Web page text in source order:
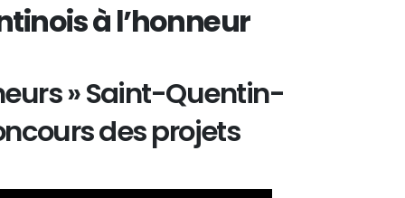
à l’honneur
» Saint-Quentin-
des projets